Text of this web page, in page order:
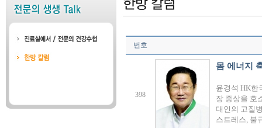
번호
398
몸 에너지
윤경석 HK한
장 증상을 호
대인의 고질
스트레스, 불